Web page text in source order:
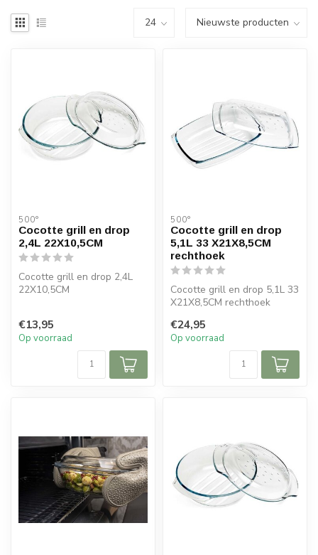
500°
Cocotte grill en drop
2,4L 22X10,5CM
Cocotte grill en drop 2,4L
22X10,5CM
€13,95
Op voorraad
500°
Cocotte grill en drop
5,1L 33 X21X8,5CM
rechthoek
Cocotte grill en drop 5,1L 33
X21X8,5CM rechthoek
€24,95
Op voorraad